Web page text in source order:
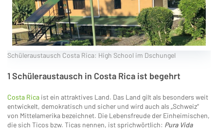
Schüleraustausch Costa Rica: High School im Dschungel
1 Schüleraustausch in Costa Rica ist begehrt
Costa Rica ist ein attraktives Land. Das Land gilt als besonders weit
entwickelt, demokratisch und sicher und wird auch als „Schweiz“
von Mittelamerika bezeichnet. Die Lebensfreude der Einheimischen,
die sich Ticos bzw. Ticas nennen, ist sprichwörtlich: Pura Vida